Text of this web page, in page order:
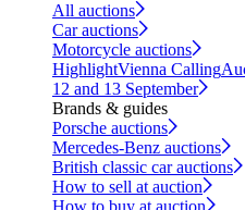
All auctions
Car auctions
Motorcycle auctions
HighlightVienna Calling
12 and 13 September
Brands & guides
Porsche auctions
Mercedes-Benz auctions
British classic car auctions
How to sell at auction
How to buy at auction